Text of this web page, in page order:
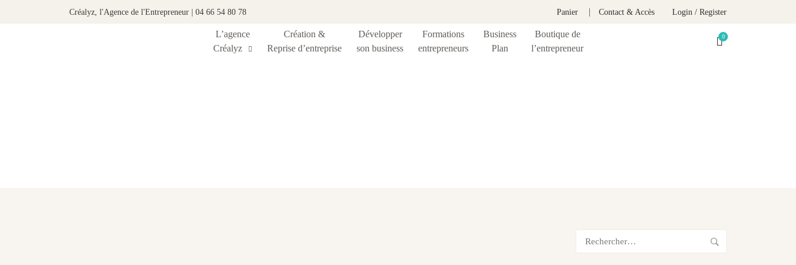
Créalyz, l'Agence de l'Entrepreneur | 04 66 54 80 78 Panier Contact & Accès Login / Register
L’agence
Créalyz
Création &
Reprise d’entreprise
Développer
son business
Formations
entrepreneurs
Business
Plan
Boutique de
l’entrepreneur